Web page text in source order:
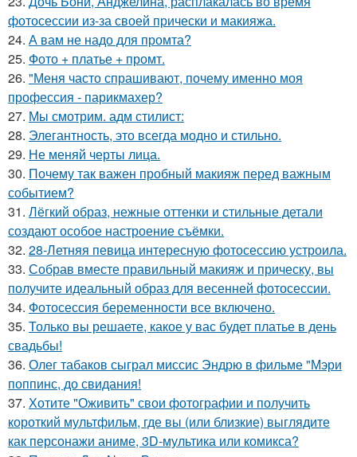
фотосессии из-за своей прически и макияжа.
24. А вам не надо для промта?
25. Фото + платье + промт.
26. "Меня часто спрашивают, почему именно моя
профессия - парикмахер?
27. Мы смотрим. адм стилист:
28. Элегантность, это всегда модно и стильно.
29. Не меняй черты лица.
30. Почему так важен пробный макияж перед важным
событием?
31. Лёгкий образ, нежные оттенки и стильные детали
создают особое настроение съёмки.
32. 28-Летняя певица интересную фотосессию устроила.
33. Собрав вместе правильный макияж и прическу, вы
получите идеальный образ для весенней фотосессии.
34. Фотосессия беременности все включено.
35. Только вы решаете, какое у вас будет платье в день
свадьбы!
36. Олег табаков сыграл миссис Эндрю в фильме "Мэри
поппинс, до свидания!
37. Хотите "Оживить" свои фотографии и получить
короткий мультфильм, где вы (или близкие) выглядите
как персонажи аниме, 3D-мультика или комикса?